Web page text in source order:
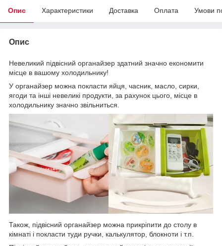
Опис Характеристики Доставка Оплата Умови
Опис
Невеликий підвісний органайзер здатний значно економити
місце в вашому холодильнику!
У органайзер можна покласти яйця, часник, масло, сирки,
ягоди та інші невеликі продукти, за рахунок цього, місце в
холодильнику значно звільниться.
Також, підвісний органайзер можна прикріпити до столу в
кімнаті і покласти туди ручки, калькулятор, блокноти і т.п.